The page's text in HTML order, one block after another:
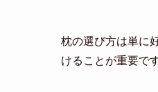
枕の選び方は単に
けることが重要で